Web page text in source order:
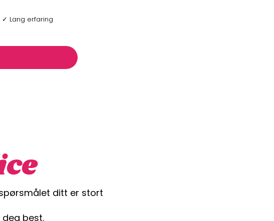
✓ Lang erfaring
ditt er stort
best.